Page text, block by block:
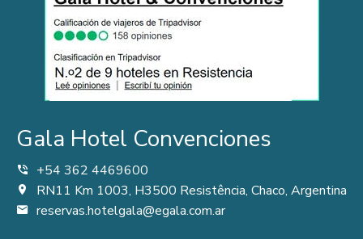
Gala Hotel Convenciones
+54 362 4469600
RN11 Km 1003, H3500 Resistência, Chaco, Argentina
reservas.hotelgala@egala.com.ar